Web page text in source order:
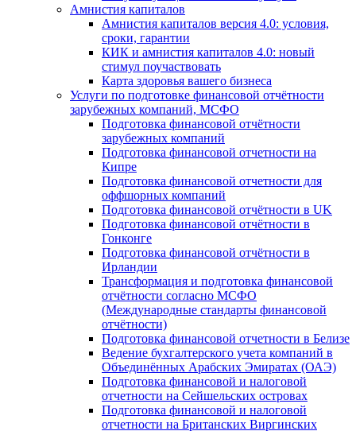
Амнистия капиталов
Амнистия капиталов версия 4.0: условия,
сроки, гарантии
КИК и амнистия капиталов 4.0: новый
стимул поучаствовать
Карта здоровья вашего бизнеса
Услуги по подготовке финансовой отчётности
зарубежных компаний, МСФО
Подготовка финансовой отчётности
зарубежных компаний
Подготовка финансовой отчетности на
Кипре
Подготовка финансовой отчетности для
оффшорных компаний
Подготовка финансовой отчётности в UK
Подготовка финансовой отчётности в
Гонконге
Подготовка финансовой отчётности в
Ирландии
Трансформация и подготовка финансовой
отчётности согласно МСФО
(Международные стандарты финансовой
отчётности)
Подготовка финансовой отчетности в Белизе
Ведение бухгалтерского учета компаний в
Объединённых Арабских Эмиратах (ОАЭ)
Подготовка финансовой и налоговой
отчетности на Сейшельских островах
Подготовка финансовой и налоговой
отчетности на Британских Виргинских